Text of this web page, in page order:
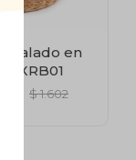
calado en
GXRB01
$ 1.602